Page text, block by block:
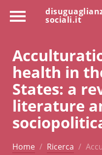
sociali.it
health in
States: a
literature
Home Ricerca